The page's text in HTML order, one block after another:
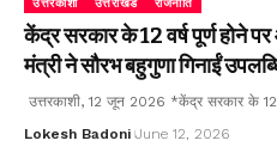
उत्तरकाशी उत्तराखंड राजनीति
केंद्र सरकार के 12 वर्ष पूर्ण होने
मंत्री ने सौरभ बहुगुणा गिनाईं
उत्तरकाशी, 12 जून 2026 *केंद्र सरकार के 12
Lokesh Badoni June 12, 2026